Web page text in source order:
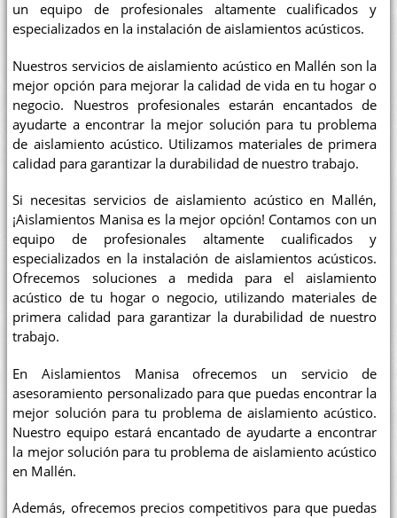
un equipo de profesionales altamente cualificados y
especializados en la instalación de aislamientos acústicos.
Nuestros servicios de aislamiento acústico en Mallén son la
mejor opción para mejorar la calidad de vida en tu hogar o
negocio. Nuestros profesionales estarán encantados de
ayudarte a encontrar la mejor solución para tu problema
de aislamiento acústico. Utilizamos materiales de primera
calidad para garantizar la durabilidad de nuestro trabajo.
Si necesitas servicios de aislamiento acústico en Mallén,
¡Aislamientos Manisa es la mejor opción! Contamos con un
equipo de profesionales altamente cualificados y
especializados en la instalación de aislamientos acústicos.
Ofrecemos soluciones a medida para el aislamiento
acústico de tu hogar o negocio, utilizando materiales de
primera calidad para garantizar la durabilidad de nuestro
trabajo.
En Aislamientos Manisa ofrecemos un servicio de
asesoramiento personalizado para que puedas encontrar la
mejor solución para tu problema de aislamiento acústico.
Nuestro equipo estará encantado de ayudarte a encontrar
la mejor solución para tu problema de aislamiento acústico
en Mallén.
Además, ofrecemos precios competitivos para que puedas